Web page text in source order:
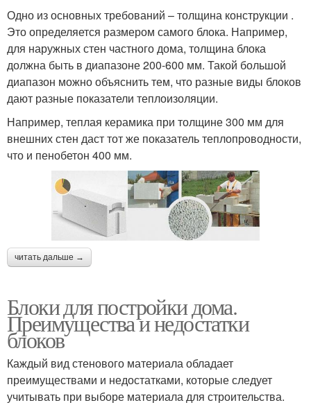
Одно из основных требований – толщина конструкции .
Это определяется размером самого блока. Например,
для наружных стен частного дома, толщина блока
должна быть в диапазоне 200-600 мм. Такой большой
диапазон можно объяснить тем, что разные виды блоков
дают разные показатели теплоизоляции.
Например, теплая керамика при толщине 300 мм для
внешних стен даст тот же показатель теплопроводности,
что и пенобетон 400 мм.
читать дальше →
Блоки для постройки дома.
Преимущества и недостатки
блоков
Каждый вид стенового материала обладает
преимуществами и недостатками, которые следует
учитывать при выборе материала для строительства.